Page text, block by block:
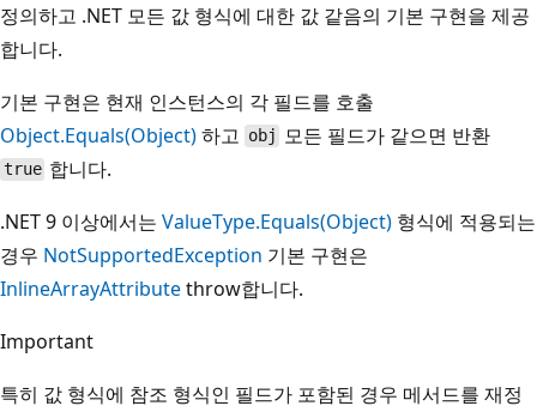
정의하고 .NET 모든 값 형식에 대한 값 같음의 기본 구현을 제공
합니다.
기본 구현은 현재 인스턴스의 각 필드를 호출
Object.Equals(Object)하고 obj 모든 필드가 같으면 반환
true 합니다.
.NET 9 이상에서는 ValueType.Equals(Object) 형식에 적용되는
경우 NotSupportedException 기본 구현은
InlineArrayAttributethrow합니다.
Important
특히 값 형식에 참조 형식인 필드가 포함된 경우 메서드를 재정